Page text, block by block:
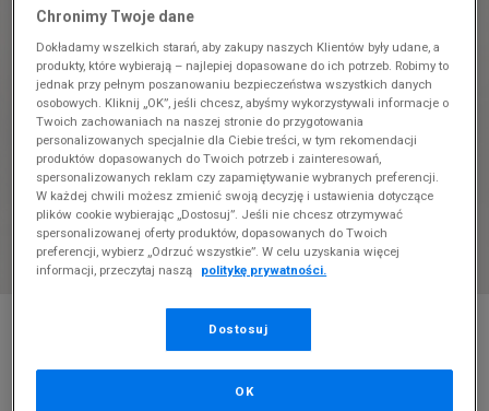
NEW BALANCE UXC72
Produkt pochodzi z końcówek aktualnych kolekcji, ubiegłych
Chronimy Twoje dane
Dokładamy wszelkich starań, aby zakupy naszych Klientów były udane, a
produkty, które wybierają – najlepiej dopasowane do ich potrzeb. Robimy to
jednak przy pełnym poszanowaniu bezpieczeństwa wszystkich danych
osobowych. Kliknij „OK”, jeśli chcesz, abyśmy wykorzystywali informacje o
Twoich zachowaniach na naszej stronie do przygotowania
personalizowanych specjalnie dla Ciebie treści, w tym rekomendacji
produktów dopasowanych do Twoich potrzeb i zainteresowań,
spersonalizowanych reklam czy zapamiętywanie wybranych preferencji.
W każdej chwili możesz zmienić swoją decyzję i ustawienia dotyczące
plików cookie wybierając „Dostosuj”. Jeśli nie chcesz otrzymywać
spersonalizowanej oferty produktów, dopasowanych do Twoich
preferencji, wybierz „Odrzuć wszystkie”. W celu uzyskania więcej
informacji, przeczytaj naszą
politykę prywatności.
Dostosuj
OK